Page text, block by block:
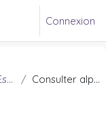
Connexion
Foire aux Questions Escarres en cancérologie Consulter alphabétiquement